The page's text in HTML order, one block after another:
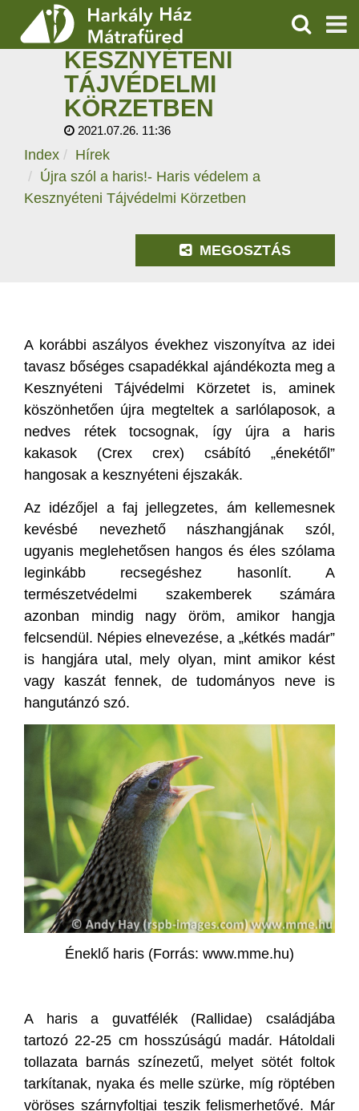
SZOLGÁLTATÁSOK
PROGRAMOK
HÍREK
RÓLUNK
KERESÉS
ÚJRA SZÓL A HARIS!-
HARIS VÉDELEM A
KESZNYÉTENI
TÁJVÉDELMI
KÖRZETBEN
2021.07.26. 11:36
Index
Hírek
Újra szól a haris!- Haris védelem a
Kesznyéteni Tájvédelmi Körzetben
MEGOSZTÁS
A korábbi aszályos évekhez viszonyítva az idei
tavasz bőséges csapadékkal ajándékozta meg a
Kesznyéteni Tájvédelmi Körzetet is, aminek
köszönhetően újra megteltek a sarlólaposok, a
nedves rétek tocsognak, így újra a haris
kakasok (Crex crex) csábító „énekétől”
hangosak a kesznyéteni éjszakák.
Az idézőjel a faj jellegzetes, ám kellemesnek
kevésbé nevezhető nászhangjának szól,
ugyanis meglehetősen hangos és éles szólama
leginkább recsegéshez hasonlít. A
természetvédelmi szakemberek számára
azonban mindig nagy öröm, amikor hangja
felcsendül. Népies elnevezése, a „kétkés madár”
is hangjára utal, mely olyan, mint amikor kést
vagy kaszát fennek, de tudományos neve is
hangutánzó szó.
Éneklő haris (Forrás: www.mme.hu)
A haris a guvatfélék (Rallidae) családjába
tartozó 22-25 cm hosszúságú madár. Hátoldali
tollazata barnás színezetű, melyet sötét foltok
tarkítanak, nyaka és melle szürke, míg röptében
vöröses szárnyfoltjai teszik felismerhetővé. Már